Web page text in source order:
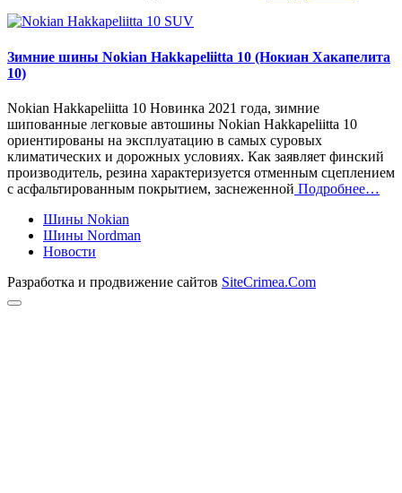
Зимние шины Nokian Hakkapeliitta 10 (Нокиан Хакапелита
10)
Nokian Hakkapeliitta 10 Новинка 2021 года, зимние
шипованные легковые автошины Nokian Hakkapeliitta 10
ориентированы на эксплуатацию в самых суровых
климатических и дорожных условиях. Как заявляет финский
производитель, резина характеризуется отменным сцеплением
с асфальтированным покрытием, заснеженной Подробнее…
Шины Nokian
Шины Nordman
Новости
Разработка и продвижение сайтов SiteCrimea.Com